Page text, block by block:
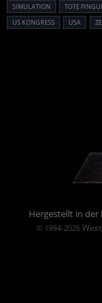
SIMULATION
TOTE
US KONGRESS
USA
Hergestellt in der
© 1994-2026